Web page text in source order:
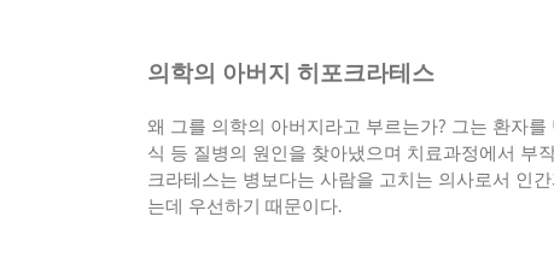
의학의 아버지 히포크라테스
왜 그를 의학의 아버지라고 부르는가? 그는 환자를
식 등 질병의 원인을 찾아냈으며 치료과정에서 부
크라테스는 병보다는 사람을 고치는 의사로서 인
는데 우선하기 때문이다.